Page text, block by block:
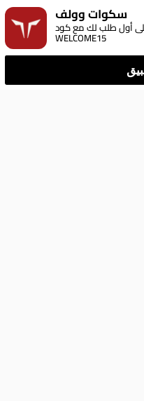
سكوات وولف
وخصم 15% على أول طلب لك مع كود:
WELCOME15